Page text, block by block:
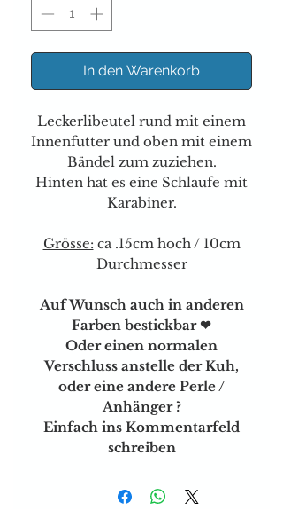
In den Warenkorb
Leckerlibeutel rund mit einem
Innenfutter und oben mit einem
Bändel zum zuziehen.
Hinten hat es eine Schlaufe mit
Karabiner.
Grösse: ca .15cm hoch / 10cm
Durchmesser
Auf Wunsch auch in anderen
Farben bestickbar ❤
Oder einen normalen
Verschluss anstelle der Kuh,
oder eine andere Perle /
Anhänger ?
Einfach ins Kommentarfeld
schreiben